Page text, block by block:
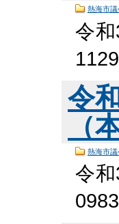
熱海市議
令
令
（
熱海市議
令